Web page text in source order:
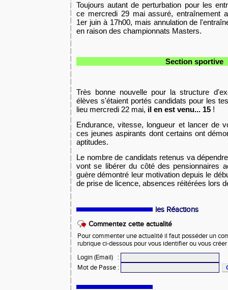
Toujours autant de perturbation pour les
ce mercredi 29 mai assuré, entraînement
1er juin à 17h00, mais annulation de
en raison des championnats Masters.
Section sportive
Très bonne nouvelle pour la structure
élèves s'étaient portés candidats pour les
lieu mercredi 22 mai, il en est venu... 15 !
Endurance, vitesse, longueur et lancer de
ces jeunes aspirants dont certains ont
aptitudes.
Le nombre de candidats retenus va
vont se libérer du côté des pensionnaires
guère démontré leur motivation depuis le
de prise de licence, absences réitérées lors
les Réactions
Commentez cette actualité
Pour commenter une actualité il faut posséder un
rubrique ci-dessous pour vous identifier ou vous
Login (Email)
:
Mot de Passe :